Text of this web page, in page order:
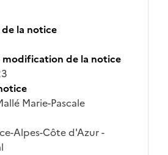
la notice
de la notice
Marie-Pascale
Alpes-Côte d'Azur -